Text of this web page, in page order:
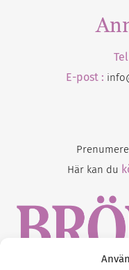
E-post :
Här kan du